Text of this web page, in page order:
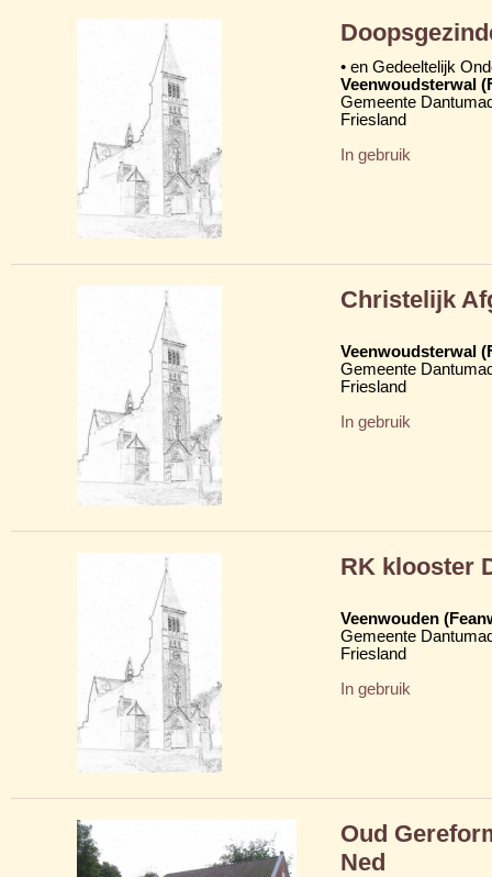
• en Gedeeltelijk
Veenwoudsterwal
Gemeente
Friesland
In gebruik
Christelijk
Veenwoudsterwal
Gemeente
Friesland
In gebruik
RK klooster
Veenwouden
Gemeente
Friesland
In gebruik
Oud
Ned